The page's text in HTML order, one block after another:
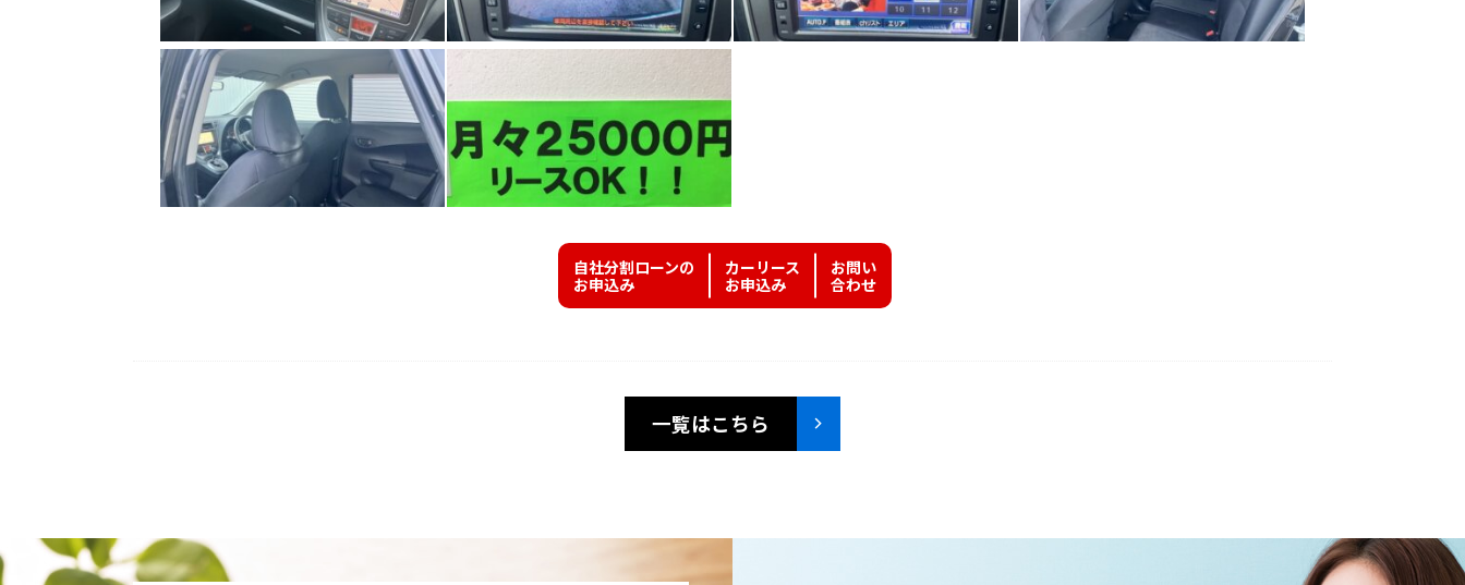
自社分割ローンの
お申込み
カーリース
お申込み
お問い
合わせ
一覧はこちら